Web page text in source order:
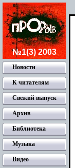
№1(3) 2003
Новости
К читателям
Свежий выпуск
Архив
Библиотека
Музыка
Видео